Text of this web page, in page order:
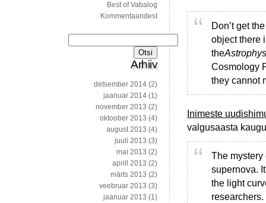
Don’t get
object there
the
Cosmology
they cannot
Inimeste
valgusaasta
The
supernova.
the light
Best of Vabalog
Kommentaaridest
Arhiiv
detsember 2014 (2)
jaanuar 2014 (1)
november 2013 (2)
oktoober 2013 (4)
august 2013 (4)
juuli 2013 (3)
mai 2013 (2)
aprill 2013 (2)
märts 2013 (2)
veebruar 2013 (3)
jaanuar 2013 (1)